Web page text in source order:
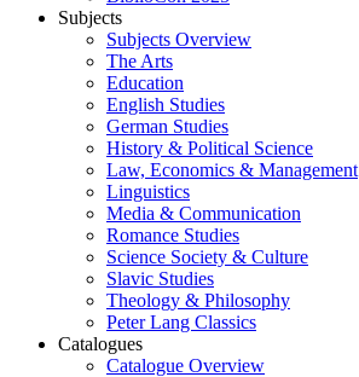
Subjects
Subjects Overview
The Arts
Education
English Studies
German Studies
History & Political Science
Law, Economics & Management
Linguistics
Media & Communication
Romance Studies
Science Society & Culture
Slavic Studies
Theology & Philosophy
Peter Lang Classics
Catalogues
Catalogue Overview